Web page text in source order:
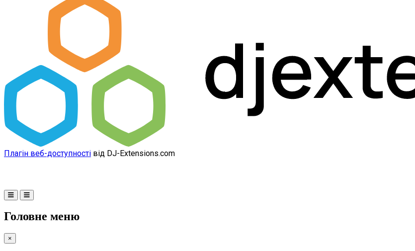
Плагін веб-доступності від DJ-Extensions.com
Головне меню
×